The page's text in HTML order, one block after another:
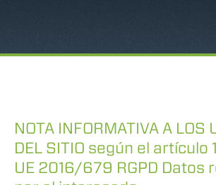
NOTA INFORMATIVA A LOS
DEL SITIO según el artículo
UE 2016/679 RGPD Datos